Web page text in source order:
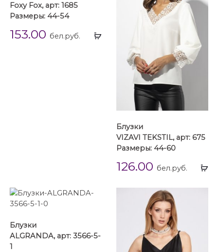
Выбрать
Foxy Fox, арт: 1685
Размеры: 44-54
153.00 бел.руб.
Блузки
VIZAVI TEKSTIL, арт: 675
Размеры: 44-60
126.00 бел.руб.
Блузки
ALGRANDA, арт: 3566-5-
1